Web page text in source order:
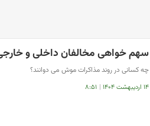
سهم خواهی مخالفان داخلی و خارجی
چه کسانی در روند مذاکرات موش می دوانند؟
۱۴ اردیبهشت ۱۴۰۴ | ۸:۵۱